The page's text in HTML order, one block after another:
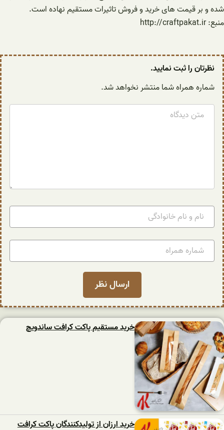
شده و بر قیمت های خرید و فروش تاثیرات مستقیم نهاده است.
منبع: http://craftpakat.ir
نظرتان را ثبت نمایید.
شماره همراه شما منتشر نخواهد شد.
خرید مستقیم پاکت کرافت ساندویچ
خرید ارزان از تولیدکنندگان پاکت کرافت